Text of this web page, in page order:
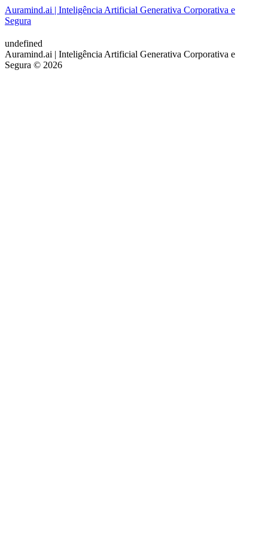
Auramind.ai | Inteligência Artificial Generativa Corporativa e
Segura
undefined
Auramind.ai | Inteligência Artificial Generativa Corporativa e
Segura © 2026